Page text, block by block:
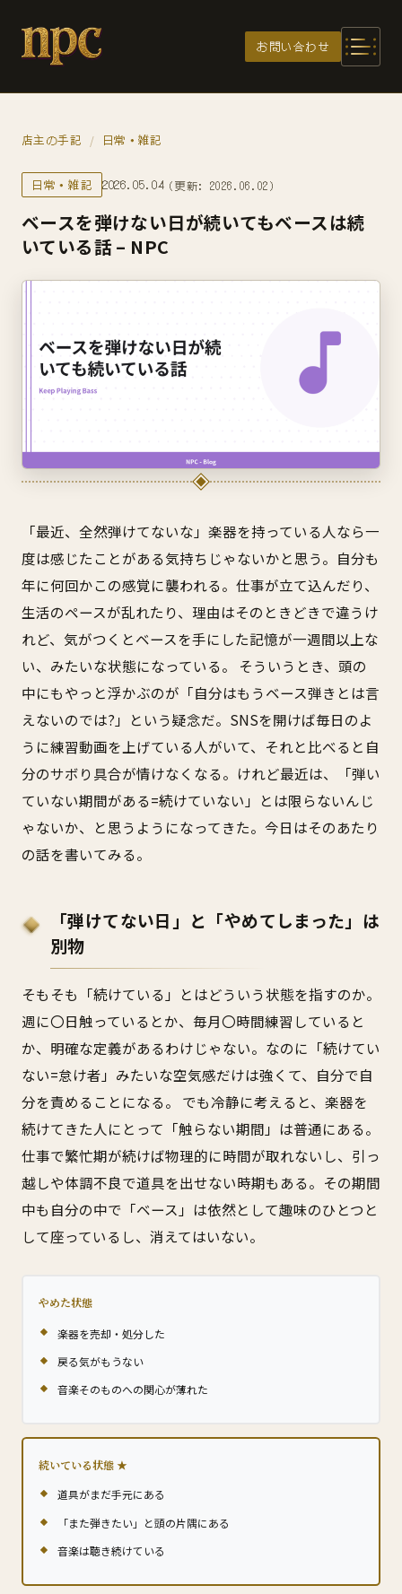
お問い合わせ
店主の手記 / 日常・雑記
日常・雑記 2026.05.04（更新: 2026.06.02）
ベースを弾けない日が続いてもベースは続
いている話 – NPC
「最近、全然弾けてないな」――楽器を持っている人なら一
度は感じたことがある気持ちじゃないかと思う。自分も
年に何回かこの感覚に襲われる。仕事が立て込んだり、
生活のペースが乱れたり、理由はそのときどきで違うけ
れど、気がつくとベースを手にした記憶が一週間以上な
い、みたいな状態になっている。 そういうとき、頭の
中にもやっと浮かぶのが「自分はもうベース弾きとは言
えないのでは?」という疑念だ。SNSを開けば毎日のよ
うに練習動画を上げている人がいて、それと比べると自
分のサボり具合が情けなくなる。けれど最近は、「弾い
ていない期間がある=続けていない」とは限らないんじ
ゃないか、と思うようになってきた。今日はそのあたり
の話を書いてみる。
「弾けてない日」と「やめてしまった」は
別物
そもそも「続けている」とはどういう状態を指すのか。
週に〇日触っているとか、毎月〇時間練習していると
か、明確な定義があるわけじゃない。なのに「続けてい
ない=怠け者」みたいな空気感だけは強くて、自分で自
分を責めることになる。 でも冷静に考えると、楽器を
続けてきた人にとって「触らない期間」は普通にある。
仕事で繁忙期が続けば物理的に時間が取れないし、引っ
越しや体調不良で道具を出せない時期もある。その期間
中も自分の中で「ベース」は依然として趣味のひとつと
して座っているし、消えてはいない。
やめた状態
楽器を売却・処分した
戻る気がもうない
音楽そのものへの関心が薄れた
続いている状態
道具がまだ手元にある
「また弾きたい」と頭の片隅にある
音楽は聴き続けている